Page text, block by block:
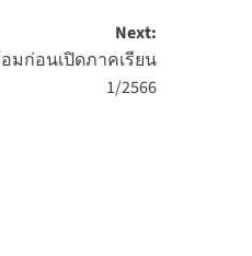
Next:
มก่อนเปิดภาคเรียน
1/2566